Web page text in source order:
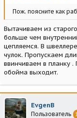
Пож. поясните как
Вытачиваем из
больше чем
цепляемся. В
чулок. Пропускаем
ввинчиваем в планку .
обойма выходит.
EvgenB
Пользователь